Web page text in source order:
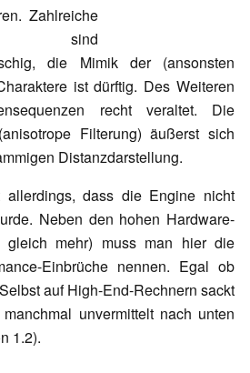
Zahlreiche
sind
die Mimik der (ansonsten
ist dürftig. Des Weiteren
recht veraltet. Die
Filterung) äußerst sich
Distanzdarstellung.
allerdings, dass die Engine nicht
Neben den hohen Hardware-
gleich mehr) muss man hier die
Einbrüche nennen. Egal ob
auf High-End-Rechnern sackt
unvermittelt nach unten
1.2).